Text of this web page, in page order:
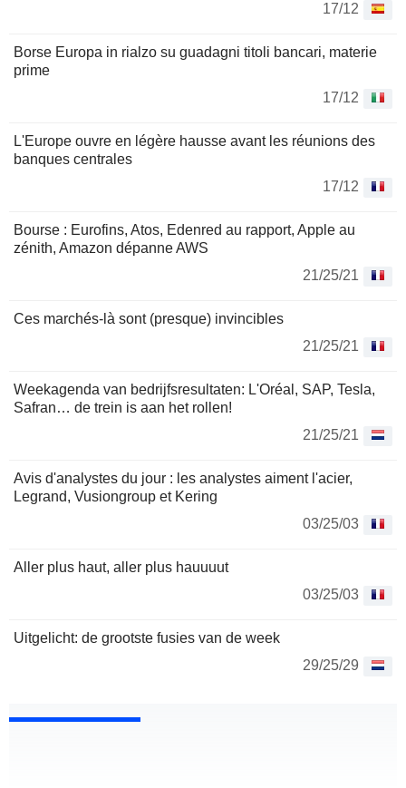
17/12
Borse Europa in rialzo su guadagni titoli bancari, materie
prime
17/12
L'Europe ouvre en légère hausse avant les réunions des
banques centrales
17/12
Bourse : Eurofins, Atos, Edenred au rapport, Apple au
zénith, Amazon dépanne AWS
21/25/21
Ces marchés-là sont (presque) invincibles
21/25/21
Weekagenda van bedrijfsresultaten: L'Oréal, SAP, Tesla,
Safran… de trein is aan het rollen!
21/25/21
Avis d'analystes du jour : les analystes aiment l'acier,
Legrand, Vusiongroup et Kering
03/25/03
Aller plus haut, aller plus hauuuut
03/25/03
Uitgelicht: de grootste fusies van de week
29/25/29